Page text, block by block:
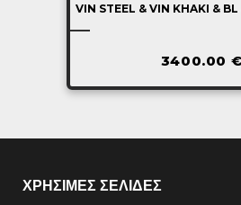
VIN STEEL & VIN KHAKI & BL
3400.00 €
ΧΡΗΣΙΜΕΣ ΣΕΛΙΔΕΣ